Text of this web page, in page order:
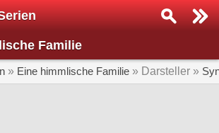
Familie
» Eine himmlische Familie » Darsteller »
Serie suchen...
Home
SERIEN